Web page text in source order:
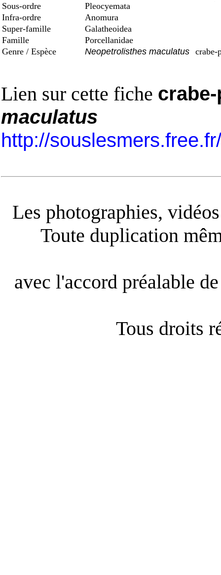
Sous-ordre
Pleocyemata
Infra-ordre
Anomura
Super-famille
Galatheoidea
Famille
Porcellanidae
Genre / Espèce
Neopetrolisthes maculatus crabe-
Lien sur cette fiche
maculatus
http://
Les photographies,
Toute duplication
avec l'accord préalable
Tous droits